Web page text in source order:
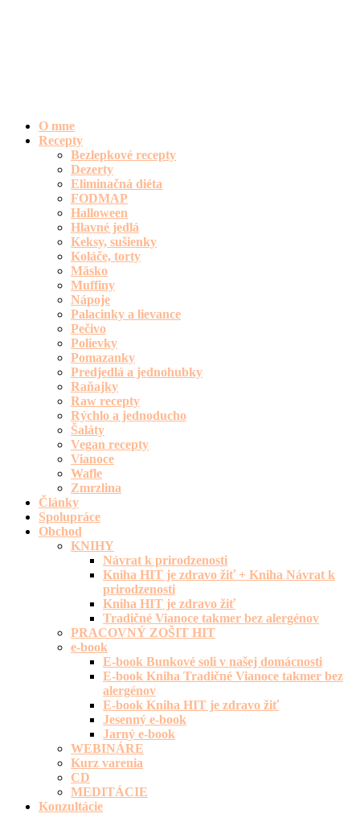
O mne
Recepty
Bezlepkové recepty
Dezerty
Eliminačná diéta
FODMAP
Halloween
Hlavné jedlá
Keksy, sušienky
Koláče, torty
Mäsko
Muffiny
Nápoje
Palacinky a lievance
Pečivo
Polievky
Pomazanky
Predjedlá a jednohubky
Raňajky
Raw recepty
Rýchlo a jednoducho
Šaláty
Vegan recepty
Vianoce
Wafle
Zmrzlina
Články
Spolupráce
Obchod
KNIHY
Návrat k prirodzenosti
Kniha HIT je zdravo žiť + Kniha Návrat k
prirodzenosti
Kniha HIT je zdravo žiť
Tradičné Vianoce takmer bez alergénov
PRACOVNÝ ZOŠIT HIT
e-book
E-book Bunkové soli v našej domácnosti
E-book Kniha Tradičné Vianoce takmer bez
alergénov
E-book Kniha HIT je zdravo žiť
Jesenný e-book
Jarný e-book
WEBINÁRE
Kurz varenia
CD
MEDITÁCIE
Konzultácie